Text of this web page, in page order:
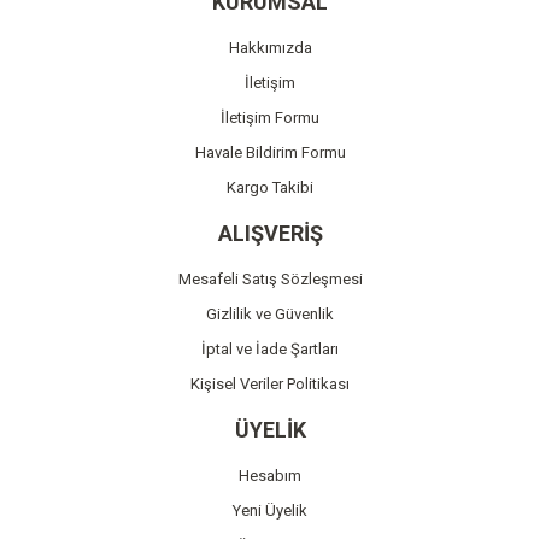
Ürün bilgilerinde hatalar bulunuyor.
Ürün fiyatı diğer sitelerden daha pahalı.
Bu ürüne benzer farklı alternatifler olmalı.
Gönder
Hakkımızda
İletişim
İletişim Formu
Havale Bildirim Formu
Kargo Takibi
ALIŞVERİŞ
Mesafeli Satış Sözleşmesi
Gizlilik ve Güvenlik
İptal ve İade Şartları
Kişisel Veriler Politikası
ÜYELİK
Hesabım
Yeni Üyelik